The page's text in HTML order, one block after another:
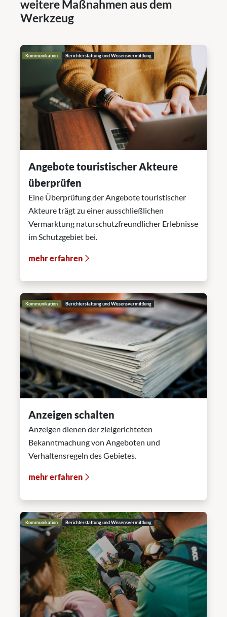
weitere Maßnahmen aus dem
Werkzeug
Kommunikation Berichterstattung und Wissensvermittlung
Angebote touristischer Akteure
überprüfen
Eine Überprüfung der Angebote touristischer
Akteure trägt zu einer ausschließlichen
Vermarktung naturschutzfreundlicher Erlebnisse
im Schutzgebiet bei.
mehr erfahren
Kommunikation Berichterstattung und Wissensvermittlung
Anzeigen schalten
Anzeigen dienen der zielgerichteten
Bekanntmachung von Angeboten und
Verhaltensregeln des Gebietes.
mehr erfahren
Kommunikation Berichterstattung und Wissensvermittlung